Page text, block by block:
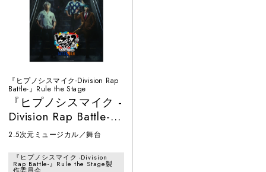
『ヒプノシスマイク-Division Rap
Battle-』Rule the Stage
『ヒプノシスマイク -
Division Rap Battle-』
Rule the Stage《MAD
どついたれ本舗 feat.
2.5次元ミュージカル／舞台
『ヒプノシスマイク -Division
Rap Battle-』Rule the Stage製
作委員会